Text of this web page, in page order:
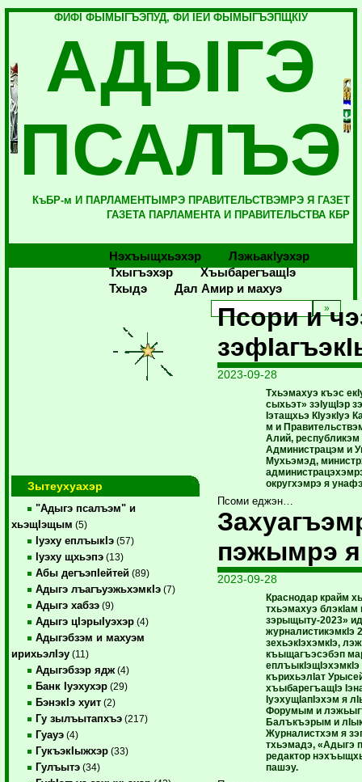
ФИФI ФЫМЫГЪЭПУД, ФИ IЕЙ ФЫМЫГЪЭПЩКIУ
АДЫГЭ
ПСАЛЪЭ
КъБР-м И ПАРЛАМЕНТЫМРЭ ПРАВИТЕЛЬСТВЭМРЭ Я ГАЗЕТ
ГАЗЕТА ПАРЛАМЕНТА И ПРАВИТЕЛЬСТВА КБР
Нэхъыщхьэхэр
Лэжьакlуэхэр
Тхыгъэхэр
Хъыбарегъащlэ
Тхыдэ
Дал Амир и махуэ
Зытеухуахэр
"Адыгэ псалъэм" и
хьэщIэщым (5)
Iуэху еплъыкIэ (57)
Iуэху щхьэпэ (13)
Абы дегъэпIейтей (89)
Адыгэ лъагъуэжьхэмкIэ (7)
Адыгэ хабзэ (9)
Адыгэ цIэрыIуэхэр (4)
Адыгэбзэм и махуэм
ирихьэлIэу (11)
Адыгэбзэр ядж (4)
Банк Iуэхухэр (29)
БэнэкIэ хуит (2)
Гу зылъытапхъэ (217)
Гуауэ (4)
ГукъэкIыжхэр (33)
Гулъытэ (34)
Псори и
2023-09-28
Тхьэмахуэ къэс
сыхьэт» зэIущIэр
Iэтащхьэ КIуэкIуэ
м и
Алий,
Администрацэм и
Мухьэмэд,
округхэмрэ я
Псоми еджэн…
пэжымрэ я
2023-09-28
Краснодар крайм
тхьэмахуэ
зэрыщыту-2023»
журналистикэмкIэ
зехьэкIэхэмкIэ,
къыщагъэсэбэп
еплъыкIэщIэхэмкIэ
кърихьэлIат
хъыбарегъащIэ
IуэхущIапIэхэм я
Форумым и
Балъкъэрым и
Журналистхэм я
тхьэмадэ, «Адыгэ
редактор
пашэу.